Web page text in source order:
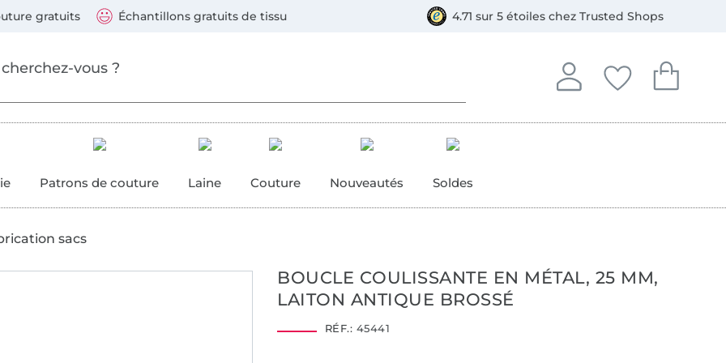
gratuits Échantillons gratuits de tissu 4.71 sur 5 étoiles chez Trusted Shops
Se connecter
Se connecter à votre
Mes favoris
Vous avez
Mon
Vous avez
Patrons de couture Laine Couture Nouveautés Soldes
sacs
BOUCLE COULISSANTE EN MÉTAL, 25 MM,
LAITON ANTIQUE BROSSÉ
RÉF.: 45441
suivants : Visa, Mastercard, Carte bleue, PayPal, Virement, Bancontact